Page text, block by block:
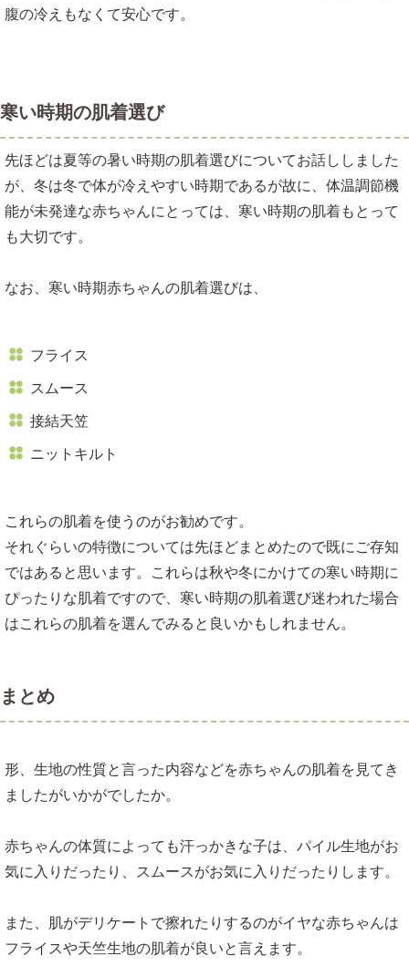
腹の冷えもなくて安心です。
寒い時期の肌着選び
先ほどは夏等の暑い時期の肌着選びについてお話ししました
が、冬は冬で体が冷えやすい時期であるが故に、体温調節機
能が未発達な赤ちゃんにとっては、寒い時期の肌着もとって
も大切です。
なお、寒い時期赤ちゃんの肌着選びは、
フライス
スムース
接結天笠
ニットキルト
これらの肌着を使うのがお勧めです。
それぐらいの特徴については先ほどまとめたので既にご存知
ではあると思います。これらは秋や冬にかけての寒い時期に
ぴったりな肌着ですので、寒い時期の肌着選び迷われた場合
はこれらの肌着を選んでみると良いかもしれません。
まとめ
形、生地の性質と言った内容などを赤ちゃんの肌着を見てき
ましたがいかがでしたか。
赤ちゃんの体質によっても汗っかきな子は、パイル生地がお
気に入りだったり、スムースがお気に入りだったりします。
また、肌がデリケートで擦れたりするのがイヤな赤ちゃんは
フライスや天竺生地の肌着が良いと言えます。